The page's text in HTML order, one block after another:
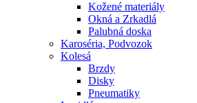
Kožené materiály
Okná a Zrkadlá
Palubná doska
Karoséria, Podvozok
Kolesá
Brzdy
Disky
Pneumatiky